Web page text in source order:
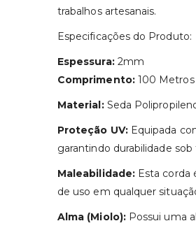
trabalhos artesanais.
Especificações do Produto:
Espessura:2mm
Comprimento:100 Metros
Material:Seda
Proteção UV:Equipada
garantindo durabilidade
Maleabilidade:Esta corda
de uso em qualquer
Alma (Miolo):Possui uma